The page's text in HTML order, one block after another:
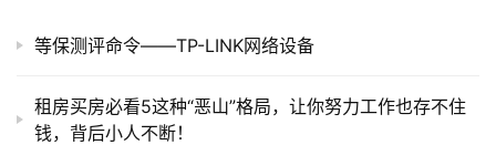
等保测评命令——TP-LINK网络设备
租房买房必看5这种“恶山”格局，让你努力工作也存不住
钱，背后小人不断！